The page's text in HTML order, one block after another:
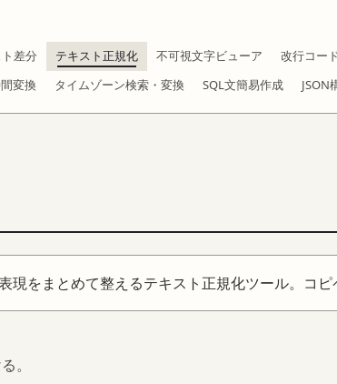
差分 テキスト正規化 不可視文字ビューア 改行コー
変換 タイムゾーン検索・変換 SQL文簡易作成 JSON
をまとめて整えるテキスト正規化ツール。コピ
。